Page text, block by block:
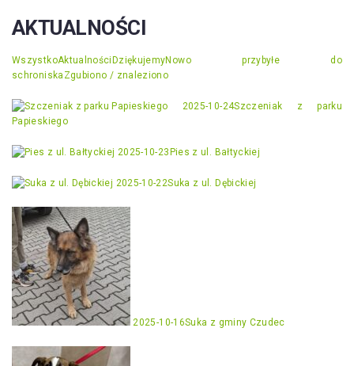
AKTUALNOŚCI
WszystkoAktualności DziękujemyNowo przybyłe do
schroniska Zgubiono / znaleziono
2025-10-24Szczeniak z parku
Papieskiego
2025-10-23 Pies z ul. Bałtyckiej
2025-10-22Suka z ul. Dębickiej
2025-10-16Suka z gminy Czudec